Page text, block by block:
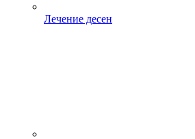
Лечение десен